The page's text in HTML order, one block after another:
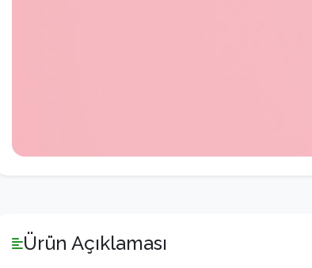
Ürün Açıklaması